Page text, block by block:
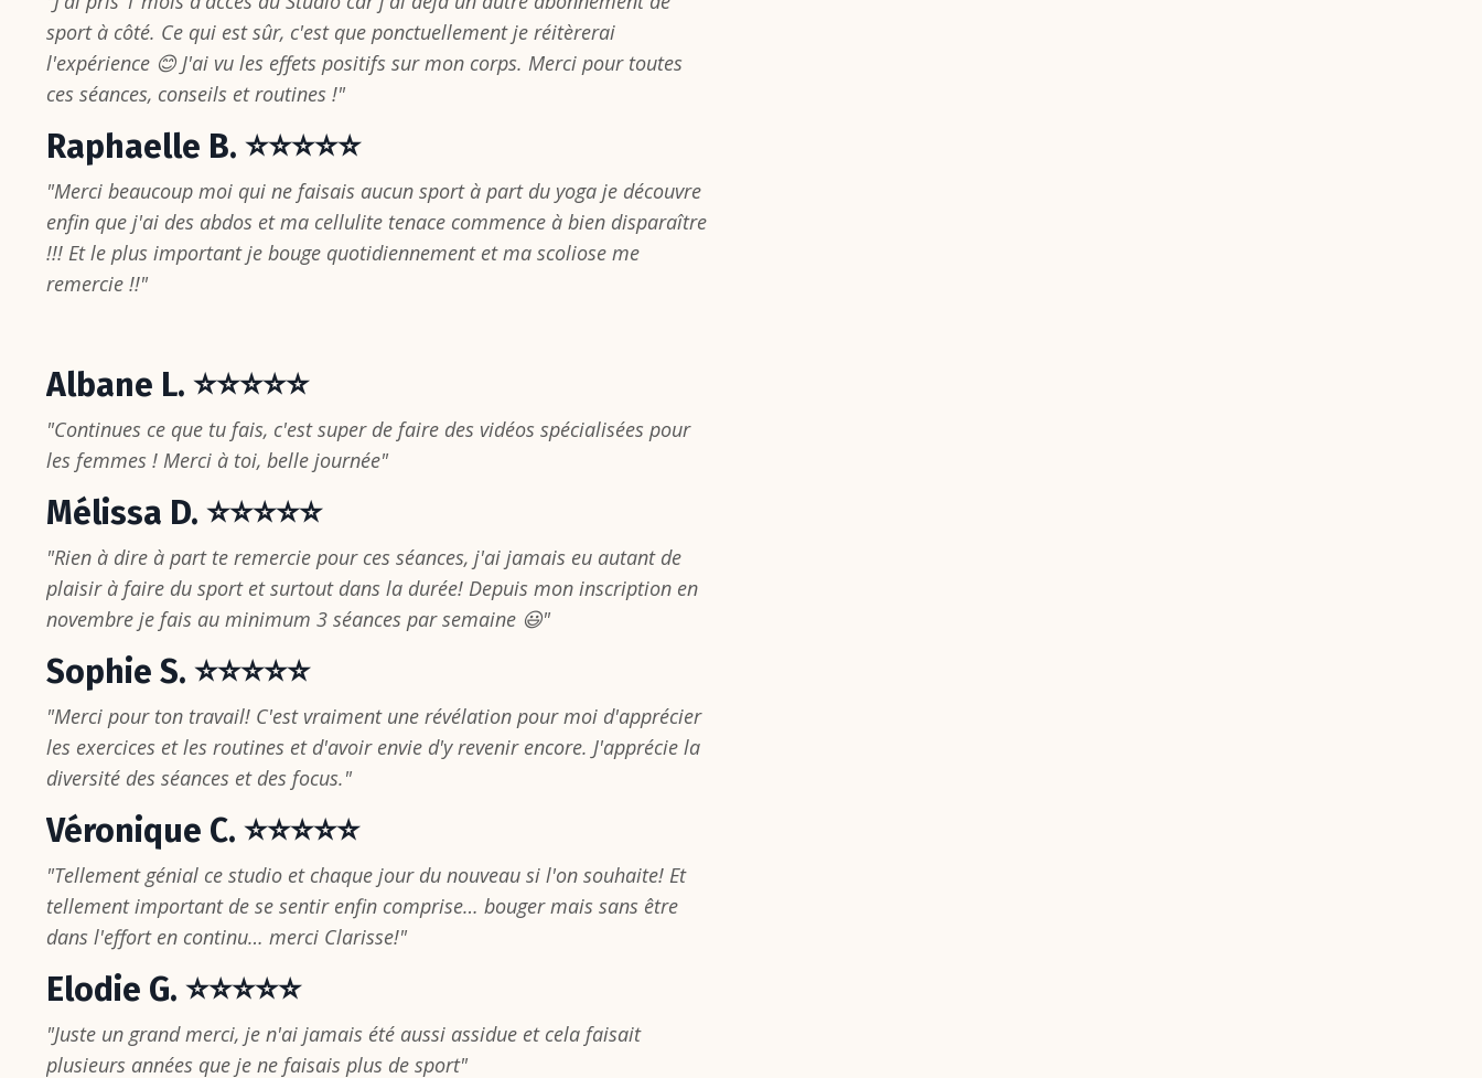
sport à côté. Ce qui est sûr, c'est que ponctuellement je réitèrerai
l'expérience 😊 J'ai vu les effets positifs sur mon corps. Merci pour toutes
ces séances, conseils et routines !"
Raphaelle B. ⭐⭐⭐⭐⭐
"Merci beaucoup moi qui ne faisais aucun sport à part du yoga je découvre
enfin que j'ai des abdos et ma cellulite tenace commence à bien disparaître
!!! Et le plus important je bouge quotidiennement et ma scoliose me
remercie !!"
Albane L. ⭐⭐⭐⭐⭐
"Continues ce que tu fais, c'est super de faire des vidéos spécialisées pour
les femmes ! Merci à toi, belle journée"
Mélissa D. ⭐⭐⭐⭐⭐
"Rien à dire à part te remercie pour ces séances, j'ai jamais eu autant de
plaisir à faire du sport et surtout dans la durée! Depuis mon inscription en
novembre je fais au minimum 3 séances par semaine 😃"
Sophie S. ⭐⭐⭐⭐⭐
"Merci pour ton travail! C'est vraiment une révélation pour moi d'apprécier
les exercices et les routines et d'avoir envie d'y revenir encore. J'apprécie la
diversité des séances et des focus."
Véronique C. ⭐⭐⭐⭐⭐
"Tellement génial ce studio et chaque jour du nouveau si l'on souhaite! Et
tellement important de se sentir enfin comprise… bouger mais sans être
dans l'effort en continu… merci Clarisse!"
Elodie G. ⭐⭐⭐⭐⭐
"Juste un grand merci, je n'ai jamais été aussi assidue et cela faisait
plusieurs années que je ne faisais plus de sport"